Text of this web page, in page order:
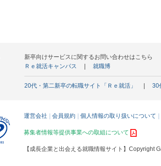
新卒向けサービスに関するお問い合わせはこちら
Ｒｅ就活キャンパス
就職博
20代・第二新卒の転職サイト「Ｒｅ就活」 30
運営会社 会員規約 個人情報の取り扱いについて
募集者情報等提供事業への取組について
【成長企業と出会える就職情報サイト】 Copyright